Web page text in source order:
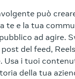
può
te e la tua
ad agire.
del feed,
Usa i tuoi
della tua